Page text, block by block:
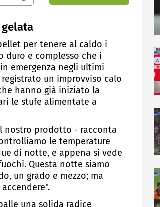
per tenere al caldo i
duro e complesso che i
emergenza negli ultimi
un improvviso calo
hanno già iniziato la
le stufe alimentate a
nostro prodotto - racconta
le temperature
di notte, e appena si vede
Questa notte siamo
un grado e mezzo; ma
una solida radice